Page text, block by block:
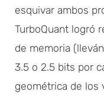
esquivar ambos
TurboQuant logró
de memoria
3.5 o 2.5 bits por
geométrica de los